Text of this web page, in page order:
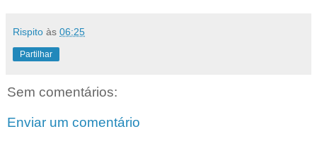
Rispito às 06:25
Partilhar
Sem comentários:
Enviar um comentário